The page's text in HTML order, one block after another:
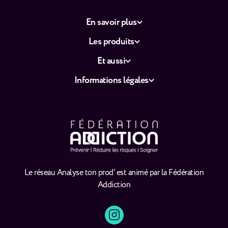
Le réseau Analyse ton prod' est animé par la Fédération
Addiction
En savoir plus
Les produits
Et aussi
Informations légales